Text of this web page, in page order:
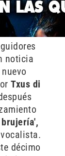
noticia
Txus di
décimo